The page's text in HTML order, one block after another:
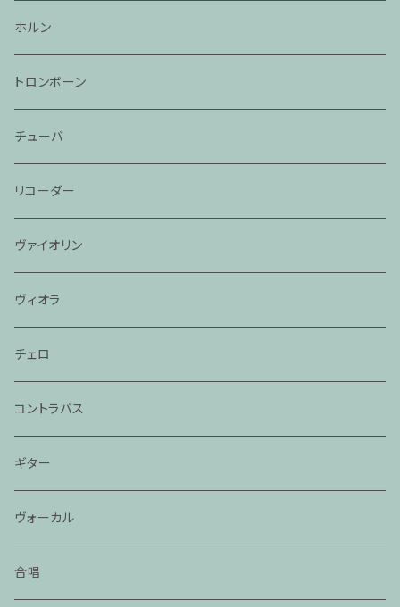
ホルン
トロンボーン
チューバ
リコーダー
ヴァイオリン
ヴィオラ
チェロ
コントラバス
ギター
ヴォーカル
合唱